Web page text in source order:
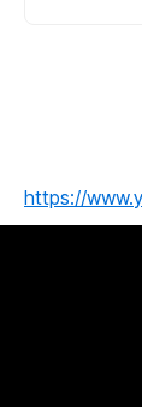
https://